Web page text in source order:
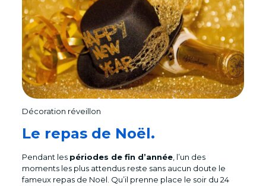
Décoration réveillon
Le repas de Noël.
Pendant les périodes de fin d’année, l’un des
moments les plus attendus reste sans aucun doute le
fameux repas de Noël. Qu’il prenne place le soir du 24